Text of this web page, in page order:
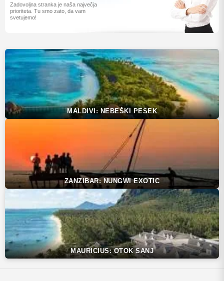
Zadovoljna stranka je naša največja
prioriteta. Tu smo zato, da vam
svetujemo!
MALDIVI: NEBEŠKI PESEK
ZANZIBAR: NUNGWI EXOTIC
MAURICIUS: OTOK SANJ